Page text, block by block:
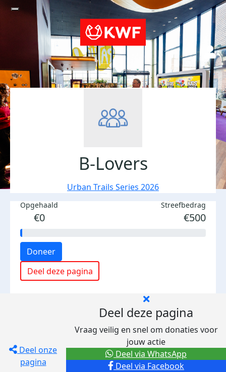
B-Lovers
Urban Trails Series 2026
Opgehaald
€0
Streefbedrag
€500
Doneer
Deel deze pagina
Deel onze
pagina
Deel deze pagina
Vraag veilig en snel om donaties voor
jouw actie
Deel via Facebook
Deel via WhatsApp